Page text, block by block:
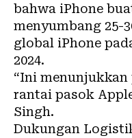
bahwa iPhone
menyumbang 25-
global iPhone
2024.
“Ini menunjukkan
rantai pasok
Singh.
Dukungan